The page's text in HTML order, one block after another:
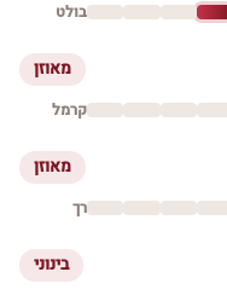
בולט
מאוזן
קרמל
מאוזן
רך
בינוני